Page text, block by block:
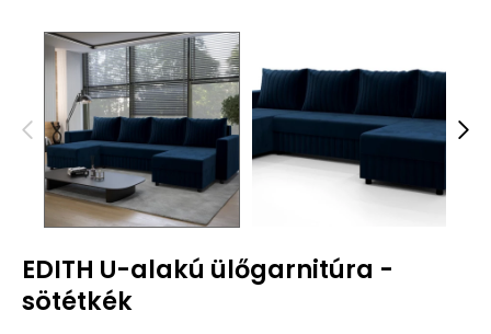
EDITH U-alakú ülőgarnitúra -
sötétkék